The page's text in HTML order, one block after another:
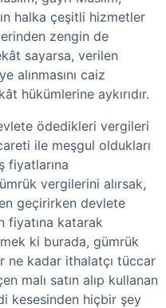
halka çeşitli hizmetler
zengin de
sayarsa, verilen
alınmasını caiz
hükümlerine aykırıdır.
ödedikleri vergileri
ile meşgul oldukları
fiyatlarına
vergilerini alırsak,
geçirirken devlete
fiyatına katarak
ki burada, gümrük
ne kadar ithalatçı tüccar
malı satın alıp kullanan
kesesinden hiçbir şey